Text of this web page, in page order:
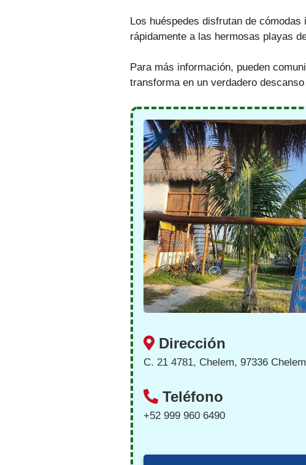
Los huéspedes disfrutan de
rápidamente a las hermosas playas
Para más información, pueden
transforma en un verdadero
Dirección
C. 21 4781, Chelem, 97336
Teléfono
+52 999 960 6490